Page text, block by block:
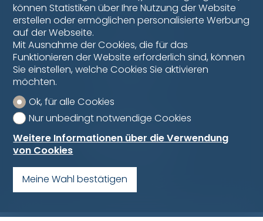
1630 Bulle
Tél :
026 563 00 38
Montag - Freitag
8h00 - 12h00
13h30 - 17h30
Datenschutz
können Statistiken über Ihre Nutzung der Website
erstellen oder ermöglichen personalisierte Werbung
auf der Webseite.
Mit Ausnahme der Cookies, die für das
Funktionieren der Website erforderlich sind, können
Sie einstellen, welche Cookies Sie aktivieren
möchten.
Ok, für alle Cookies
Nur unbedingt notwendige Cookies
Weitere Informationen über die Verwendung
von Cookies
Meine Wahl bestätigen